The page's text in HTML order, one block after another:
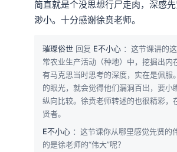
简直就是个没思想行尸走肉，深感
渺小。十分感谢徐贲老师。
璀璨俗世 回复 E不小心 ：这节课讲的
常农业生产活动（种地）中，挖掘出内
有马克思当时思考的深度，实在是佩服
的眼光，就会觉得他们漏洞百出，要小
纵向比较。徐贲老师转述的也很精彩，
贤者。
E不小心 ：这节课你从哪里感觉先贤的
的是徐老师的“伟大”呢？